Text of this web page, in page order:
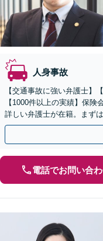
人身事故
【交通事故に強い弁護士】
【1000件以上の実績】保
詳しい弁護士が在籍。まず
分】
電話でお問い合